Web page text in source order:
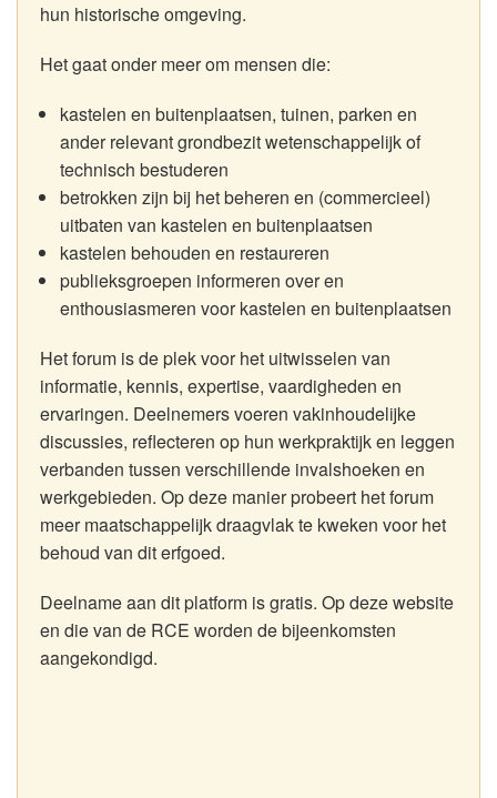
hun historische omgeving.
Het gaat onder meer om mensen die:
kastelen en buitenplaatsen, tuinen, parken en
ander relevant grondbezit wetenschappelijk of
technisch bestuderen
betrokken zijn bij het beheren en (commercieel)
uitbaten van kastelen en buitenplaatsen
kastelen behouden en restaureren
publieksgroepen informeren over en
enthousiasmeren voor kastelen en buitenplaatsen
Het forum is de plek voor het uitwisselen van
informatie, kennis, expertise, vaardigheden en
ervaringen. Deelnemers voeren vakinhoudelijke
discussies, reflecteren op hun werkpraktijk en leggen
verbanden tussen verschillende invalshoeken en
werkgebieden. Op deze manier probeert het forum
meer maatschappelijk draagvlak te kweken voor het
behoud van dit erfgoed.
Deelname aan dit platform is gratis. Op deze website
en die van de RCE worden de bijeenkomsten
aangekondigd.